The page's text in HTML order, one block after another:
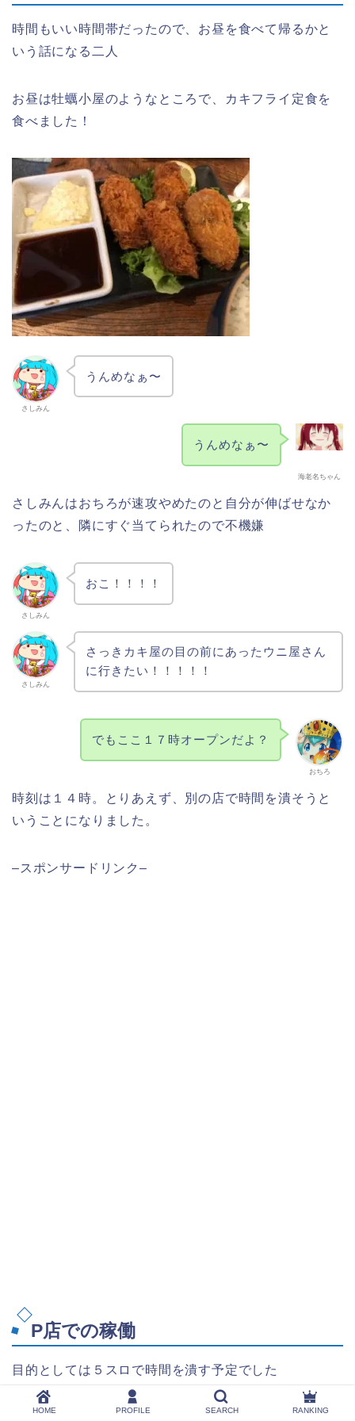
時間もいい時間帯だったので、お昼を食べて帰るかと
いう話になる二人
お昼は牡蠣小屋のようなところで、カキフライ定食を
食べました！
さしみん
うんめなぁ〜
海老名ちゃん
うんめなぁ〜
さしみんはおちろが速攻やめたのと自分が伸ばせなか
ったのと、隣にすぐ当てられたので不機嫌
さしみん
おこ！！！！
さしみん
さっきカキ屋の目の前にあったウニ屋さん
に行きたい！！！！！
おちろ
でもここ１７時オープンだよ？
時刻は１４時。とりあえず、別の店で時間を潰そうと
いうことになりました。
–スポンサードリンク–
P店での稼働
目的としては５スロで時間を潰す予定でした
が、、、、
HOME PROFILE SEARCH RANKING